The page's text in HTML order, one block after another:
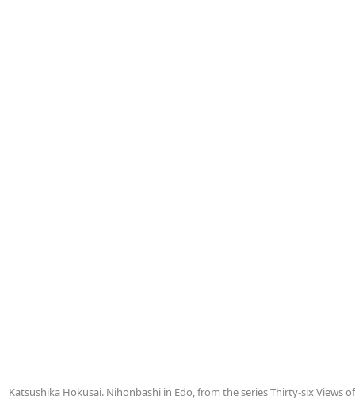
Katsushika Hokusai. Nihonbashi in Edo, from the series Thirty-six Views